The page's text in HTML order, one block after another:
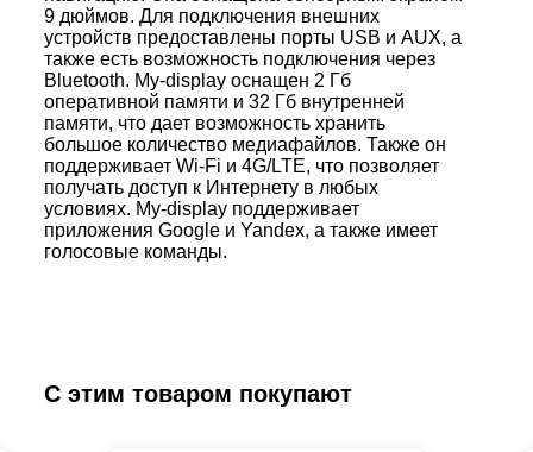
9 дюймов. Для подключения внешних
устройств предоставлены порты USB и AUX, а
также есть возможность подключения через
Bluetooth. My-display оснащен 2 Гб
оперативной памяти и 32 Гб внутренней
памяти, что дает возможность хранить
большое количество медиафайлов. Также он
поддерживает Wi-Fi и 4G/LTE, что позволяет
получать доступ к Интернету в любых
условиях. My-display поддерживает
приложения Google и Yandex, а также имеет
голосовые команды.
С этим товаром покупают